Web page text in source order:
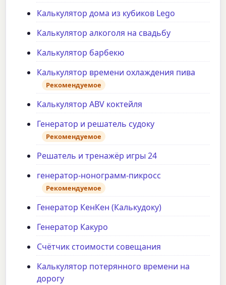
Калькулятор дома из кубиков Lego
Калькулятор алкоголя на свадьбу
Калькулятор барбекю
Калькулятор времени охлаждения пива
Рекомендуемое
Калькулятор ABV коктейля
Генератор и решатель судоку
Рекомендуемое
Решатель и тренажёр игры 24
генератор-нонограмм-пикросс
Рекомендуемое
Генератор КенКен (Калькудоку)
Генератор Какуро
Счётчик стоимости совещания
Калькулятор потерянного времени на
дорогу